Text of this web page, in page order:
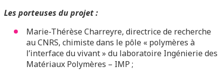
Les porteuses du projet :
Marie-Thérèse Charreyre, directrice de recherche
au CNRS, chimiste dans le pôle « polymères à
l’interface du vivant » du laboratoire Ingénierie des
Matériaux Polymères – IMP ;